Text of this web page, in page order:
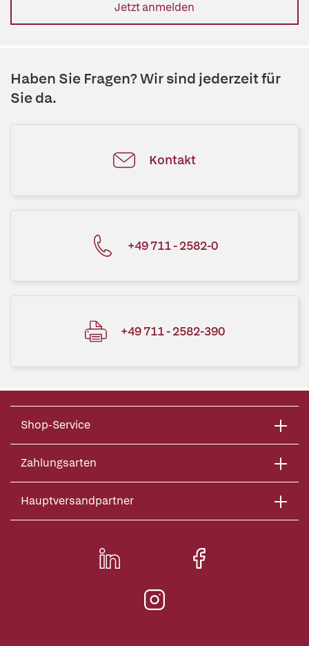
Jetzt anmelden
Haben Sie Fragen? Wir sind jederzeit für
Sie da.
Kontakt
+49 711 - 2582-0
+49 711 - 2582-390
Shop-Service
Zahlungsarten
Hauptversandpartner